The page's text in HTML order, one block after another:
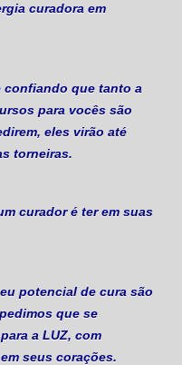
curadora em
confiando que tanto a
para vocês são
eles virão até
torneiras.
curador é ter em suas
potencial de cura são
que se
a LUZ, com
seus corações.